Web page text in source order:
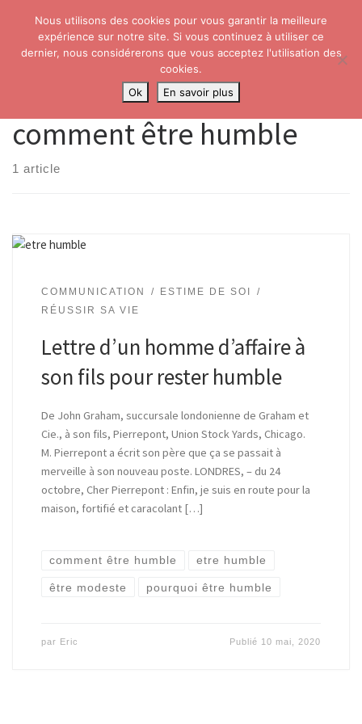
Skip to content
Search
comment être humble
comment être humble
1 article
COMMUNICATION
ESTIME DE SOI
RÉUSSIR SA VIE
Lettre d’un homme d’affaire à
son fils pour rester humble
De John Graham, succursale londonienne de Graham et
Cie., à son fils, Pierrepont, Union Stock Yards, Chicago.
M. Pierrepont a écrit son père que ça se passait à
merveille à son nouveau poste. LONDRES, – du 24
octobre, Cher Pierrepont : Enfin, je suis en route pour la
maison, fortifié et caracolant […]
comment être humble etre humble
être modeste pourquoi être humble
par Eric Publié 10 mai, 2020
Nous utilisons des cookies pour vous garantir la meilleure
expérience sur notre site. Si vous continuez à utiliser ce
dernier, nous considérerons que vous acceptez l'utilisation des
cookies.
Ok
En savoir plus